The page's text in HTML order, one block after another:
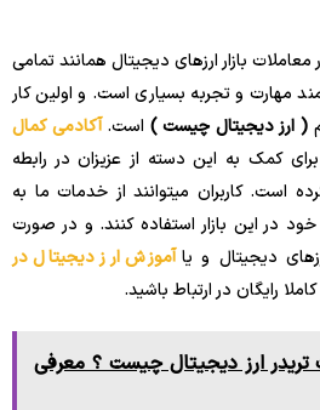
بازار ارزهای دیجیتال همانند تمامی
مهارت و تجربه بسیاری است. و اولین کار
( ارز دیجیتال چیست ) است.آکادمی کمال
برای کمک به این دسته از عزیزان در رابطه
است. کاربران میتوانند از خدمات ما به
در این بازار استفاده کنند. و در صورت
دیجیتال و یا آموزش ارز دیجیتال در
رایگان در ارتباط باشید.
تریدر ارز دیجیتال چیست ؟ معرفی